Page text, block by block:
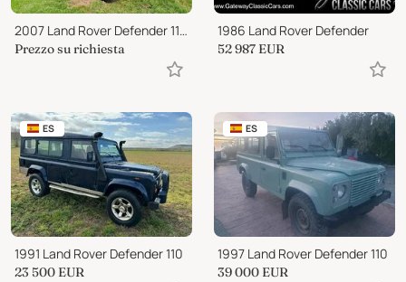
2007 Land Rover Defender 110 XS 2.4 TDCi
Prezzo su richiesta
1986 Land Rover Defender
52 987 EUR
ES
1991 Land Rover Defender 110
23 500 EUR
ES
1997 Land Rover Defender 110
39 000 EUR